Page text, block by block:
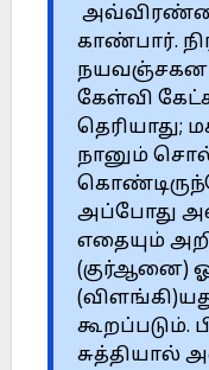
காண்பார்.
கேள்வி
நானும்
அப்போது
எதையும்
(குர்ஆனை)
கூறப்படும்.
சுத்தியால்